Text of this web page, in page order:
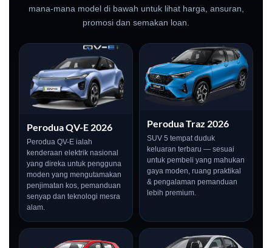
mana-mana model di bawah untuk lihat harga, ansuran,
promosi dan semakan loan.
Perodua QV-E 2026
Perodua QV-E ialah
kenderaan elektrik nasional
yang direka untuk pengguna
moden yang mengutamakan
penjimatan kos, pemanduan
senyap dan teknologi mesra
alam.
Perodua Traz 2026
SUV 5 tempat duduk
keluaran terbaru — sesuai
untuk pembeli yang mahukan
gaya moden, ruang praktikal
& pengalaman pemanduan
lebih premium.